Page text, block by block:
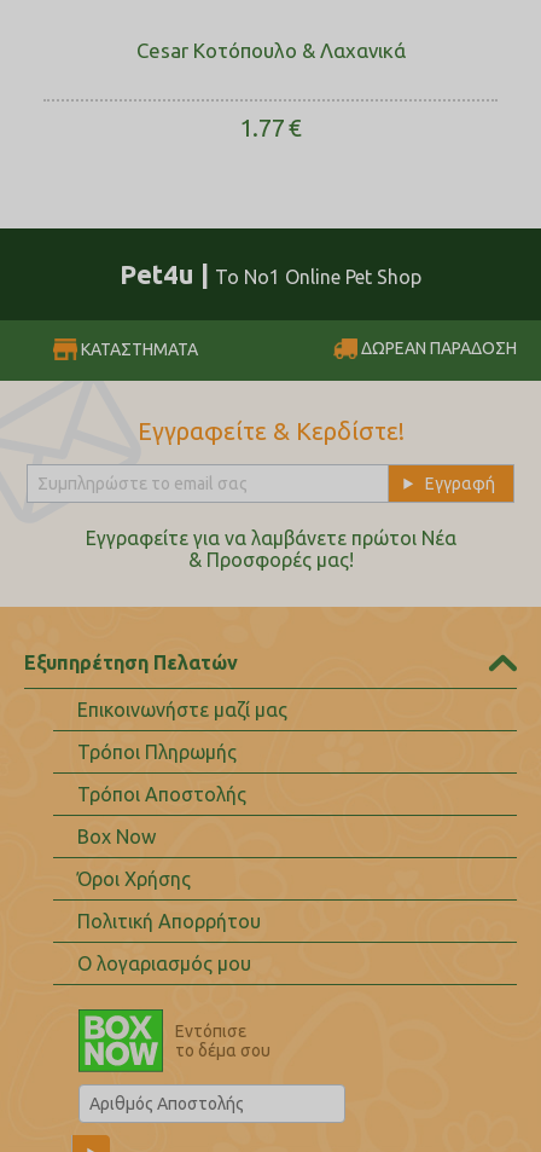
Cesar Κοτόπουλο & Λαχανικά
1.77€
Pet4u | Το No1 Online Pet Shop
ΚΑΤΑΣΤΗΜΑΤΑ ΔΩΡΕΑΝ ΠΑΡΑΔΟΣΗ
Εγγραφείτε & Κερδίστε!
Εγγραφείτε για να λαμβάνετε πρώτοι Nέα
& Προσφορές μας!
Εξυπηρέτηση Πελατών
Επικοινωνήστε μαζί μας
Τρόποι Πληρωμής
Τρόποι Αποστολής
Box Now
Όροι Χρήσης
Πολιτική Απορρήτου
Ο λογαριασμός μου
Εντόπισε
το δέμα σου